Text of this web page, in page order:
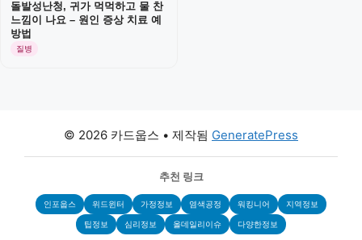
돌발성난청, 귀가 먹먹하고 물 찬
느낌이 나요 – 원인 증상 치료 예
방법
질병
© 2026 카드웁스 • 제작됨 GeneratePress
추천 링크
인포웁스 위드윈터 가정정보 염색공정 워킹니어 지역정보
팁정보 심리정보 올데일리이슈 다양한정보